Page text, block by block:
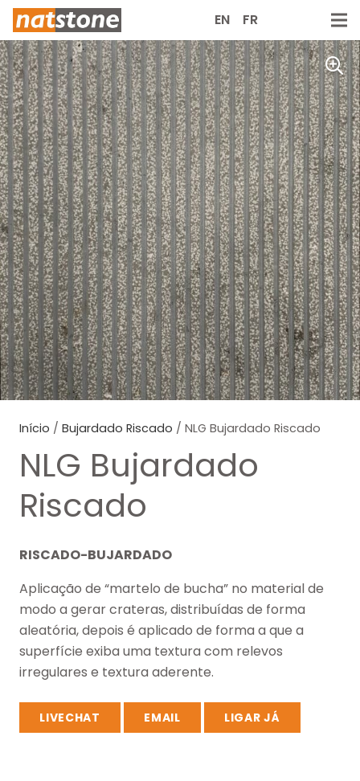
EN FR
Início / Bujardado Riscado / NLG Bujardado Riscado
NLG Bujardado
Riscado
RISCADO-BUJARDADO
Aplicação de “martelo de bucha” no material de
modo a gerar crateras, distribuídas de forma
aleatória, depois é aplicado de forma a que a
superfície exiba uma textura com relevos
irregulares e textura aderente.
LIVECHAT EMAIL LIGAR JÁ